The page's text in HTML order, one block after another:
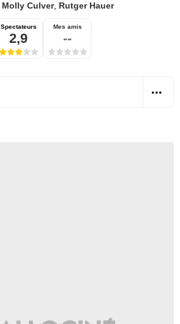
Molly Culver, Rutger Hauer
Spectateurs
2,9
Mes amis
--